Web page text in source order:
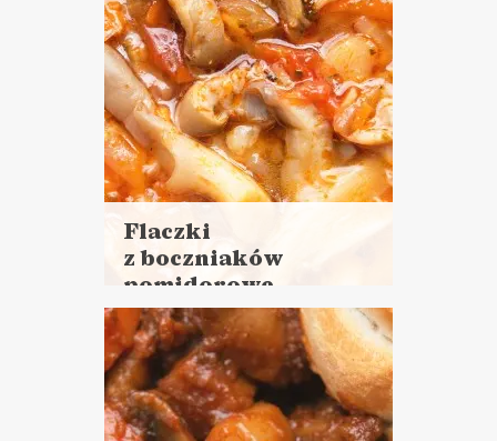
Flaczki
z boczniaków
pomidorowe
Czytaj
więcej
Czas przygotowania:
do 45 minut
ZUPY VEGANUARY ?